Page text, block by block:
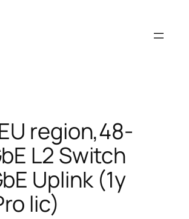
region,48-
L2 Switch
Uplink (1y
lic)